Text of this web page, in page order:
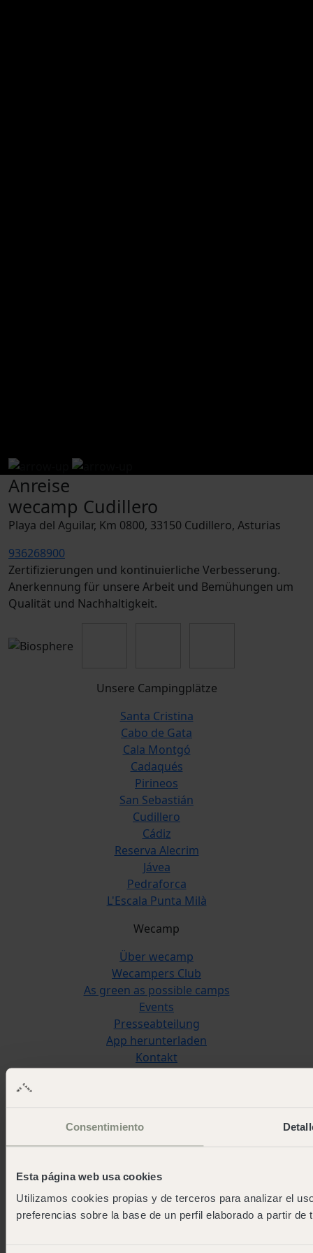
Consentimiento
Esta página web usa cookies
Utilizamos cookies propias y de terceros para analizar el
preferencias sobre la base de un perfil elaborado a partir
Anreise
wecamp Cudillero
Playa del Aguilar, Km 0800, 33150 Cudillero, Asturias
936268900
Zertifizierungen und kontinuierliche Verbesserung.
Anerkennung für unsere Arbeit und Bemühungen um
Qualität und Nachhaltigkeit.
Unsere Campingplätze
Santa Cristina
Cabo de Gata
Cala Montgó
Cadaqués
Pirineos
San Sebastián
Cudillero
Cádiz
Reserva Alecrim
Jávea
Pedraforca
L'Escala Punta Milà
Wecamp
Über wecamp
Wecampers Club
As green as possible camps
Events
Presseabteilung
App herunterladen
Kontakt
Kontakt
+34 900 056 003
info@wecamp.net